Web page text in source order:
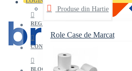
Produse din Hartie
Role Case de Marcat
REGISTER
CONTACT
BLOG